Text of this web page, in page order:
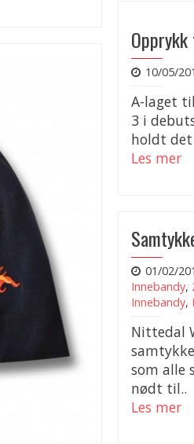
10/05/
A-laget
3 i
holdt
Les mer
01/02/
Innebandy,
Innebandy,
Nittedal
som alle
nødt til..
Les mer